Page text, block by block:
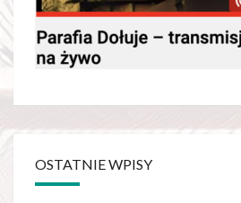
OSTATNIE WPISY